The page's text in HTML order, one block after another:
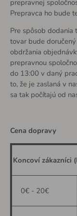
prepravnej
Prepravca ho bude
Pre spôsob dodania
tovar bude
obdržania
prepravnou
do 13:00 v daný
to, že je zaslaná v
sa tak počítajú od
Cena dopravy
Koncoví zákazníci
0€ - 20€